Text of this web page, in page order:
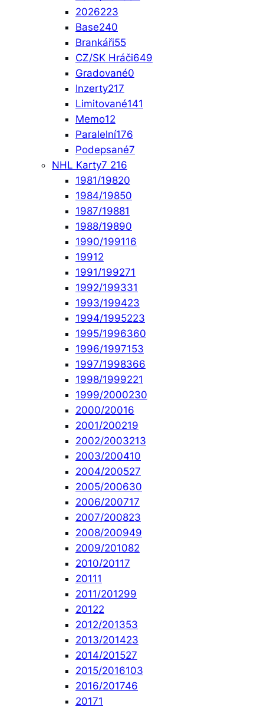
2026223
Base240
Brankáři55
CZ/SK Hráči649
Gradované0
Inzerty217
Limitované141
Memo12
Paralelní176
Podepsané7
NHL Karty7 216
1981/19820
1984/19850
1987/19881
1988/19890
1990/199116
19912
1991/199271
1992/199331
1993/199423
1994/1995223
1995/1996360
1996/1997153
1997/1998366
1998/1999221
1999/2000230
2000/20016
2001/200219
2002/2003213
2003/200410
2004/200527
2005/200630
2006/200717
2007/200823
2008/200949
2009/201082
2010/20117
20111
2011/201299
20122
2012/201353
2013/201423
2014/201527
2015/2016103
2016/201746
20171